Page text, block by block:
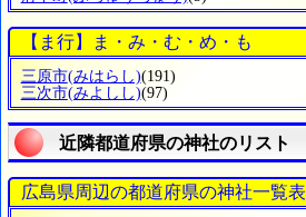
【ま行】ま・み・む・め・も
三原市(みはらし)(191)
三次市(みよしし)(97)
近隣都道府県の神社のリスト
広島県周辺の都道府県の神社一覧表